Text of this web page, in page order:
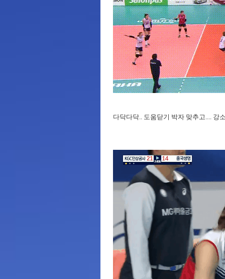
다닥다닥.. 도움닫기 박자 맞추고.... 강